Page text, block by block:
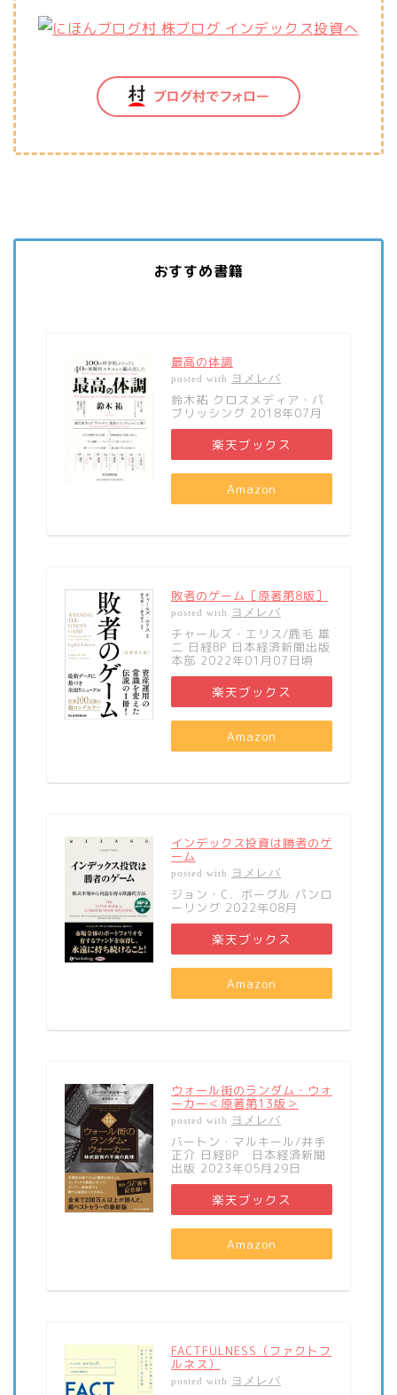
おすすめ書籍
最高の体調
posted with ヨメレバ
鈴木祐 クロスメディア・パ
ブリッシング 2018年07月
楽天ブックス
Amazon
敗者のゲーム［原著第8版］
posted with ヨメレバ
チャールズ・エリス/鹿毛 雄
二 日経BP 日本経済新聞出版
本部 2022年01月07日頃
楽天ブックス
Amazon
インデックス投資は勝者のゲ
ーム
posted with ヨメレバ
ジョン・C．ボーグル パンロ
ーリング 2022年08月
楽天ブックス
Amazon
ウォール街のランダム・ウォ
ーカー＜原著第13版＞
posted with ヨメレバ
バートン・マルキール/井手
正介 日経BP 日本経済新聞
出版 2023年05月29日
楽天ブックス
Amazon
FACTFULNESS（ファクトフ
ルネス）
posted with ヨメレバ